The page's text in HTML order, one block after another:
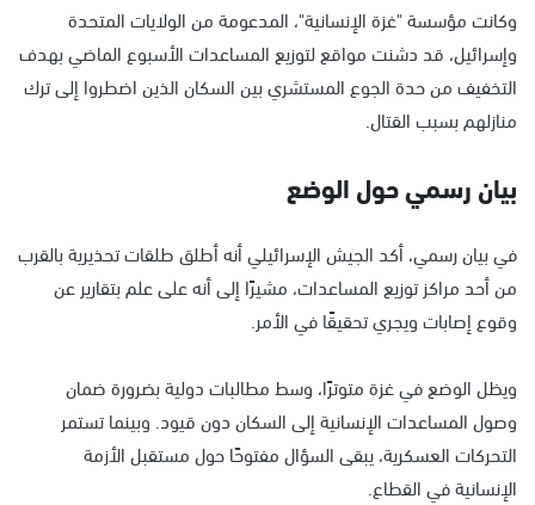
وكانت مؤسسة "غزة الإنسانية"، المدعومة من الولايات المتحدة
وإسرائيل، قد دشنت مواقع لتوزيع المساعدات الأسبوع الماضي بهدف
التخفيف من حدة الجوع المستشري بين السكان الذين اضطروا إلى ترك
منازلهم بسبب القتال.
بيان رسمي حول الوضع
في بيان رسمي، أكد الجيش الإسرائيلي أنه أطلق طلقات تحذيرية بالقرب
من أحد مراكز توزيع المساعدات، مشيرًا إلى أنه على علم بتقارير عن
وقوع إصابات ويجري تحقيقًا في الأمر.
ويظل الوضع في غزة متوترًا، وسط مطالبات دولية بضرورة ضمان
وصول المساعدات الإنسانية إلى السكان دون قيود. وبينما تستمر
التحركات العسكرية، يبقى السؤال مفتوحًا حول مستقبل الأزمة
الإنسانية في القطاع.